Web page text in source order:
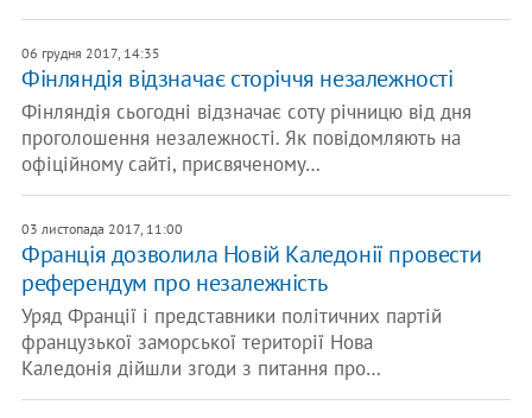
06 грудня 2017, 14:35
Фінляндія відзначає сторіччя незалежності
Фінляндія сьогодні відзначає соту річницю від дня
проголошення незалежності. Як повідомляють на
офіційному сайті, присвяченому…
03 листопада 2017, 11:00
Франція дозволила Новій Каледонії провести
референдум про незалежність
Уряд Франції і представники політичних партій
французької заморської території Нова
Каледонія дійшли згоди з питання про…